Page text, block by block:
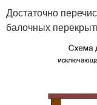
Достаточно
балочных